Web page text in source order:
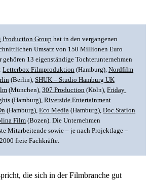
Production Group hat in den vergangenen
Umsatz von 150 Millionen Euro
13 eigenständige Tochterunternehmen
Letterbox Filmproduktion (Hamburg), Nordfilm
(Berlin), SHUK – Studio Hamburg UK
(München), 307 Production (Köln), Friday
(Hamburg), Riverside Entertainment
(Hamburg), Eco Media (Hamburg), Doc.Station
Film (Bozen). Die Unternehmen
Mitarbeitende sowie – je nach Projektlage –
freie Fachkräfte.
die sich in der Filmbranche gut